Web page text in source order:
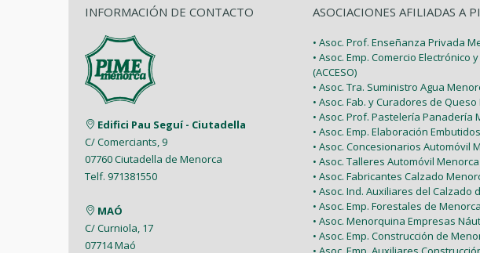
INFORMACIÓN DE CONTACTO
Edifici Pau Seguí - Ciutadella
C/ Comerciants, 9
07760 Ciutadella de Menorca
Telf. 971381550
MAÓ
C/ Curniola, 17
07714 Maó
ASOCIACIONES AFILIADAS A
• Asoc. Prof. Enseñanza Privada
• Asoc. Emp. Comercio Electrónico
(ACCESO)
• Asoc. Tra. Suministro Agua
• Asoc. Fab. y Curadores de
• Asoc. Prof. Pastelería Panadería
• Asoc. Emp. Elaboración
• Asoc. Concesionarios Automóvil
• Asoc. Talleres Automóvil Menorca
• Asoc. Fabricantes Calzado
• Asoc. Ind. Auxiliares del Calzado
• Asoc. Emp. Forestales de Menorca
• Asoc. Menorquina Empresas
• Asoc. Emp. Construcción de